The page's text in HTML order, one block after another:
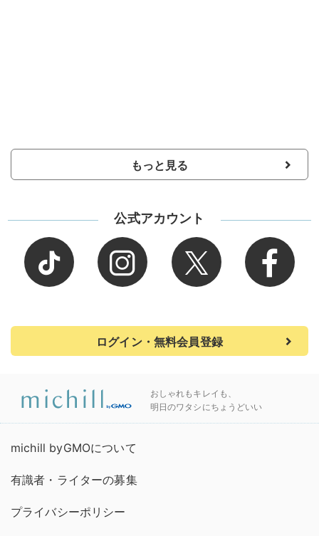
もっと見る
公式アカウント
ログイン・無料会員登録
おしゃれもキレイも、
明日のワタシにちょうどいい
michill byGMOについて
有識者・ライターの募集
プライバシーポリシー